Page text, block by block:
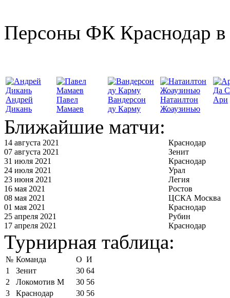
Персоны ФК Краснодар в
Андрей
Дикань
Павел
Мамаев
Вандерсон
ду Карму
Натаилтон
Жоаузинью
Да
Ари
Ближайшие матчи:
14 августа 2021
Краснодар
07 августа 2021
Зенит
31 июля 2021
Краснодар
24 июля 2021
Урал
23 июня 2021
Легия
16 мая 2021
Ростов
08 мая 2021
ЦСКА Москва
01 мая 2021
Краснодар
25 апреля 2021
Рубин
17 апреля 2021
Краснодар
Турнирная таблица:
№ Команда О И
1
Зенит 30 64
2
Локомотив М 30 56
3
Краснодар 30 56